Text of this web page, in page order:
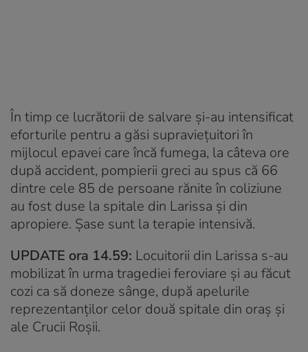
În timp ce lucrătorii de salvare și-au intensificat
eforturile pentru a găsi supraviețuitori în
mijlocul epavei care încă fumega, la câteva ore
după accident, pompierii greci au spus că 66
dintre cele 85 de persoane rănite în coliziune
au fost duse la spitale din Larissa și din
apropiere. Șase sunt la terapie intensivă.
UPDATE ora 14.59: Locuitorii din Larissa s-au
mobilizat în urma tragediei feroviare și au făcut
cozi ca să doneze sânge, după apelurile
reprezentanților celor două spitale din oraș și
ale Crucii Roșii.